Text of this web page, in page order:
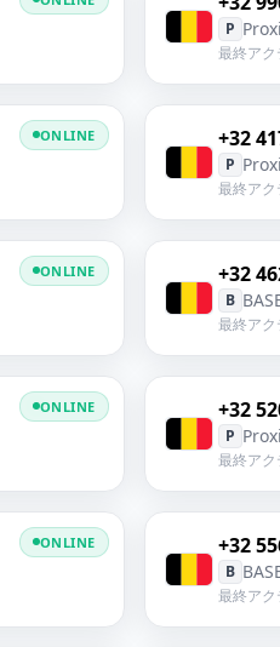
P
最終ア
ONLINE +32
P
最終ア
ONLINE +32
B
最終ア
ONLINE +32
P
最終ア
ONLINE +32
B
最終ア